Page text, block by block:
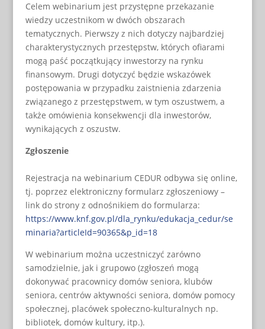
Celem webinarium jest przystępne przekazanie
wiedzy uczestnikom w dwóch obszarach
tematycznych. Pierwszy z nich dotyczy najbardziej
charakterystycznych przestępstw, których ofiarami
mogą paść początkujący inwestorzy na rynku
finansowym. Drugi dotyczyć będzie wskazówek
postępowania w przypadku zaistnienia zdarzenia
związanego z przestępstwem, w tym oszustwem, a
także omówienia konsekwencji dla inwestorów,
wynikających z oszustw.
Zgłoszenie
Rejestracja na webinarium CEDUR odbywa się online,
tj. poprzez elektroniczny formularz zgłoszeniowy –
link do strony z odnośnikiem do formularza:
https://www.knf.gov.pl/dla_rynku/edukacja_cedur/se
minaria?articleId=90365&p_id=18
W webinarium można uczestniczyć zarówno
samodzielnie, jak i grupowo (zgłoszeń mogą
dokonywać pracownicy domów seniora, klubów
seniora, centrów aktywności seniora, domów pomocy
społecznej, placówek społeczno-kulturalnych np.
bibliotek, domów kultury, itp.).